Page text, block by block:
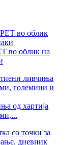
во облик на
од хартија